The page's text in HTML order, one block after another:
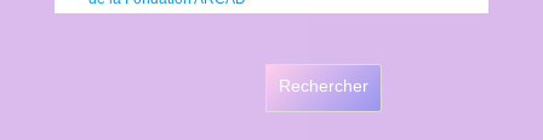
Rechercher